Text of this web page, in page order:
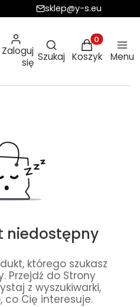
sklep@y-s.eu
Zaloguj
się
Otwórz
Szukaj
Produkty w
Koszyk Menu
niedostępny
którego szukasz
Przejdź do Strony
z wyszukiwarki,
co Cię interesuje.